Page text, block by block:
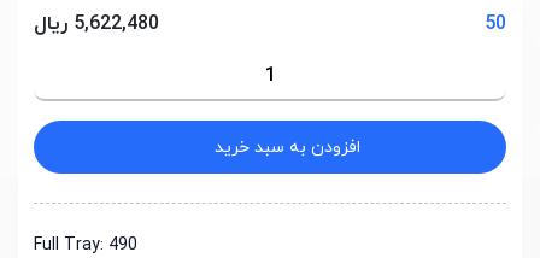
50
5,622,480 ریال
افزودن به سبد خرید
Full Tray: 490